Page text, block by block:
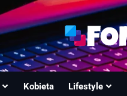
Kobieta Lifestyle